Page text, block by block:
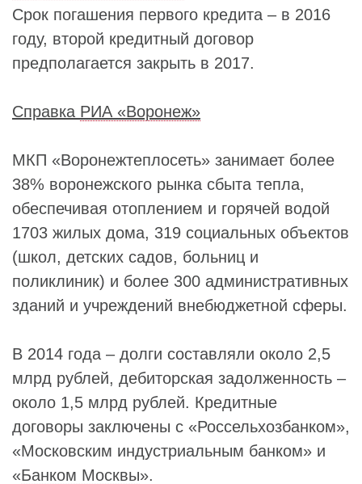
Срок погашения первого кредита – в 2016
году, второй кредитный договор
предполагается закрыть в 2017.
Справка РИА «Воронеж»
МКП «Воронежтеплосеть» занимает более
38% воронежского рынка сбыта тепла,
обеспечивая отоплением и горячей водой
1703 жилых дома, 319 социальных объектов
(школ, детских садов, больниц и
поликлиник) и более 300 административных
зданий и учреждений внебюджетной сферы.
В 2014 года – долги составляли около 2,5
млрд рублей, дебиторская задолженность –
около 1,5 млрд рублей. Кредитные
договоры заключены с «Россельхозбанком»,
«Московским индустриальным банком» и
«Банком Москвы».